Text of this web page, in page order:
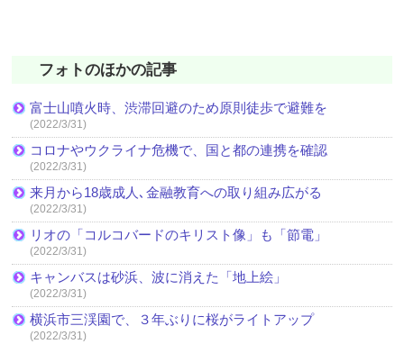
フォトのほかの記事
富士山噴火時、渋滞回避のため原則徒歩で避難を
(2022/3/31)
コロナやウクライナ危機で、国と都の連携を確認
(2022/3/31)
来月から18歳成人､金融教育への取り組み広がる
(2022/3/31)
リオの「コルコバードのキリスト像」も「節電」
(2022/3/31)
キャンバスは砂浜、波に消えた「地上絵」
(2022/3/31)
横浜市三渓園で、３年ぶりに桜がライトアップ
(2022/3/31)